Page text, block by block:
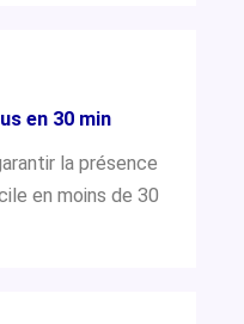
en 30 min
la présence
en moins de 30